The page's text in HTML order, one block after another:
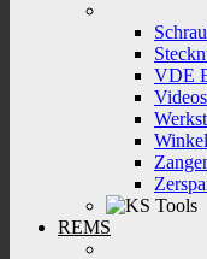
VDE
REMS